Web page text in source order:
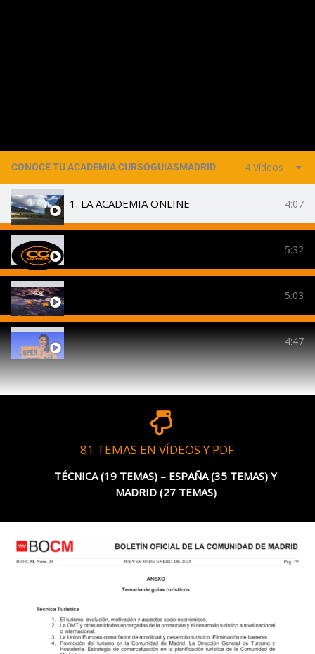
CONOCE TU ACADEMIA CURSOGUIASMADRID 4 Vídeos
1. LA ACADEMIA ONLINE 4:07
5:32
3. VÍDEOS ESPAÑA Y MADRID - VISITAS 5:03
4. EXTRANJEROS - FAQ -4:47
81 TEMAS EN VÍDEOS Y PDF
TÉCNICA (19 TEMAS) – ESPAÑA (35 TEMAS) Y
MADRID (27 TEMAS)